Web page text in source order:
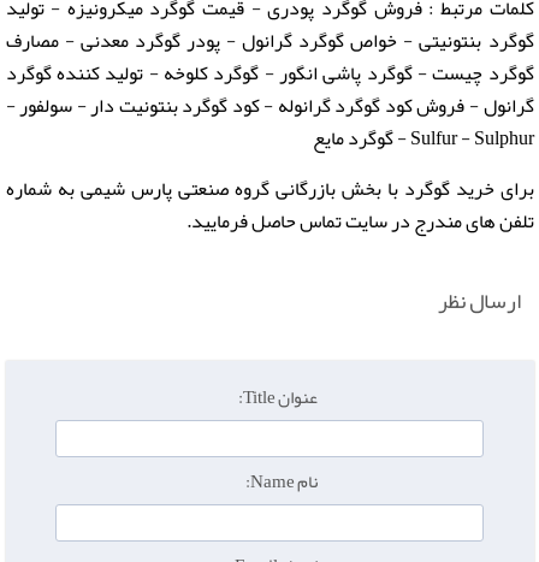
کلمات مرتبط : فروش گوگرد پودری - قیمت گوگرد میکرونیزه - تولید
گوگرد بنتونیتی - خواص گوگرد گرانول - پودر گوگرد معدنی - مصارف
گوگرد چیست - گوگرد پاشی انگور - گوگرد کلوخه - تولید کننده گوگرد
گرانول - فروش کود گوگرد گرانوله - کود گوگرد بنتونیت دار - سولفور -
Sulfur - Sulphur - گوگرد مایع
برای خرید گوگرد با بخش بازرگانی گروه صنعتی پارس شیمی به شماره
تلفن های مندرج در سایت تماس حاصل فرمایید.
ارسال نظر
عنوان Title:
نام Name: